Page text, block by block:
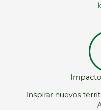
Inspirar nuevos